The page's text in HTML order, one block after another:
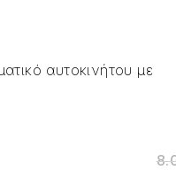
αυτοκινήτου με